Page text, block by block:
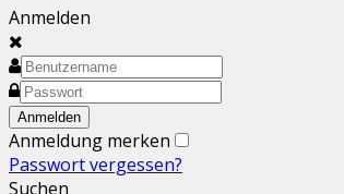
Anmelden
Anmeldung merken
Passwort vergessen?
Suchen